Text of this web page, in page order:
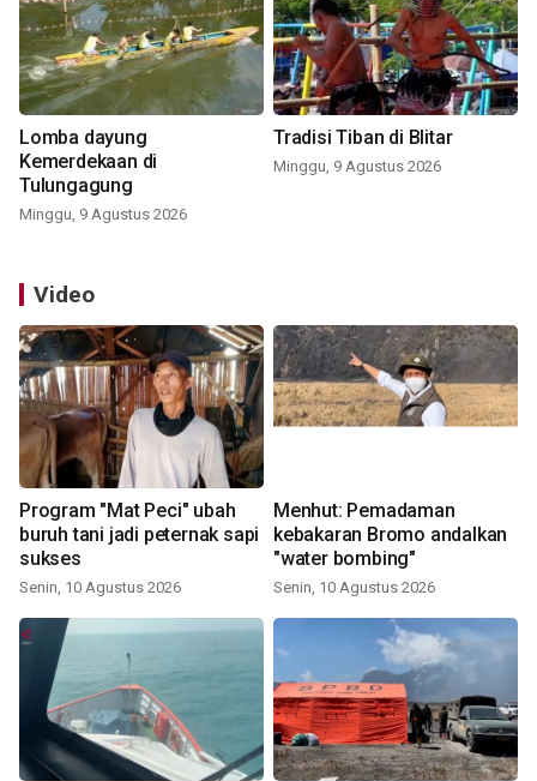
Lomba dayung
Kemerdekaan di
Tulungagung
Minggu, 9 Agustus 2026
Tradisi Tiban di Blitar
Minggu, 9 Agustus 2026
Video
Program "Mat Peci" ubah
buruh tani jadi peternak sapi
sukses
Senin, 10 Agustus 2026
Menhut: Pemadaman
kebakaran Bromo andalkan
"water bombing"
Senin, 10 Agustus 2026